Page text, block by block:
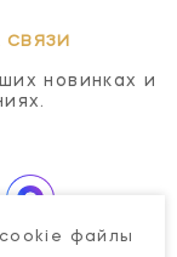
новинках и
файлы